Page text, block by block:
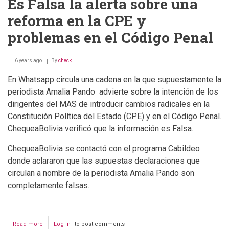
reforma en la CPE y
problemas en el Código Penal
6 years ago Bycheck
En Whatsapp circula una cadena en la que supuestamente la
periodista Amalia Pando advierte sobre la intención de los
dirigentes del MAS de introducir cambios radicales en la
Constitución Política del Estado (CPE) y en el Código Penal.
ChequeaBolivia verificó que la información es Falsa.
ChequeaBolivia se contactó con el programa Cabildeo
donde aclararon que las supuestas declaraciones que
circulan a nombre de la periodista Amalia Pando son
completamente falsas.
Read more aboutLog in to post comments